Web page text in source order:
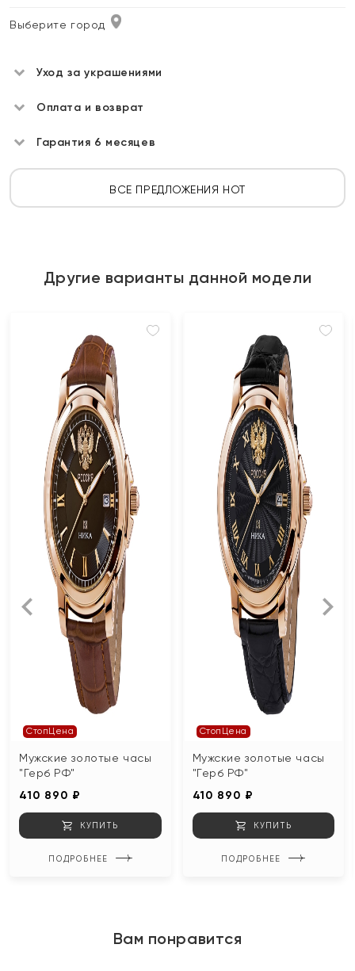
Выберите город
Уход за украшениями
Оплата и возврат
Гарантия 6 месяцев
ВСЕ ПРЕДЛОЖЕНИЯ HOT
Другие варианты данной модели
СтопЦена
Мужские золотые часы
"Герб РФ"
410 890 ₽
КУПИТЬ
ПОДРОБНЕЕ
СтопЦена
Мужские золотые часы
"Герб РФ"
410 890 ₽
КУПИТЬ
ПОДРОБНЕЕ
Вам понравится